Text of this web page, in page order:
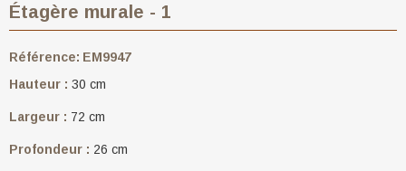
Étagère murale - 1
Référence: EM9947
Hauteur : 30 cm
Largeur : 72 cm
Profondeur : 26 cm